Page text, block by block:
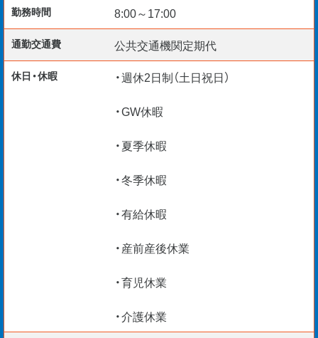
定しております。
まずはキャリアを積んで現場になれて、施工管理技術者へ
のスタートを歩み出しましょう！
仕事に慣れてくれば建築士や施工管理技士などの国家資格
・普通自動車運転免許
長期勤続によるキャリア形成を図る観点から
不明点はお問い合わせください。
勤務時間 8:00～17:00
通勤交通費 公共交通機関定期代
休日・休暇
・週休2日制（土日祝日）
・GW休暇
・夏季休暇
・冬季休暇
・有給休暇
・産前産後休業
・育児休業
・介護休業